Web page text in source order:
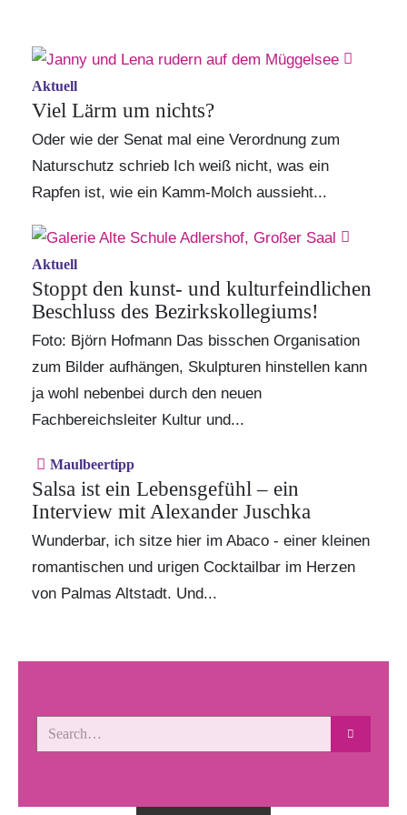
Aktuell
Viel Lärm um nichts?
Oder wie der Senat mal eine Verordnung zum
Naturschutz schrieb Ich weiß nicht, was ein
Rapfen ist, wie ein Kamm-Molch aussieht...
Aktuell
Stoppt den kunst- und kulturfeindlichen
Beschluss des Bezirkskollegiums!
Foto: Björn Hofmann Das bisschen Organisation
zum Bilder aufhängen, Skulpturen hinstellen kann
ja wohl nebenbei durch den neuen
Fachbereichsleiter Kultur und...
Maulbeertipp
Salsa ist ein Lebensgefühl – ein
Interview mit Alexander Juschka
Wunderbar, ich sitze hier im Abaco - einer kleinen
romantischen und urigen Cocktailbar im Herzen
von Palmas Altstadt. Und...